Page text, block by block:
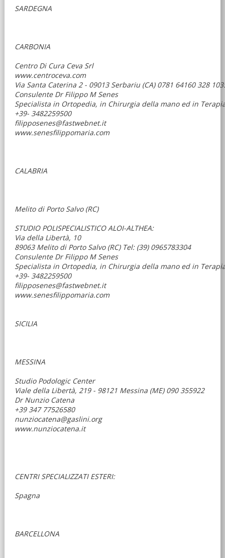
SARDEGNA
CARBONIA
Centro Di Cura Ceva Srl
www.centroceva.com
Via Santa Caterina 2 - 09013 Serbariu (CA) 0781 64160 328
Consulente Dr Filippo M Senes
Specialista in Ortopedia, in Chirurgia della mano ed in
+39- 3482259500
filipposenes@fastwebnet.it
www.senesfilippomaria.com
CALABRIA
Melito di Porto Salvo (RC)
STUDIO POLISPECIALISTICO ALOI-ALTHEA:
Via della Libertà, 10
89063 Melito di Porto Salvo (RC) Tel: (39) 0965783304
Consulente Dr Filippo M Senes
Specialista in Ortopedia, in Chirurgia della mano ed in
+39- 3482259500
filipposenes@fastwebnet.it
www.senesfilippomaria.com
SICILIA
MESSINA
Studio Podologic Center
Viale della Libertà, 219 - 98121 Messina (ME) 090 355922
Dr Nunzio Catena
+39 347 77526580
nunziocatena@gaslini.org
www.nunziocatena.it
CENTRI SPECIALIZZATI ESTERI:
Spagna
BARCELLONA